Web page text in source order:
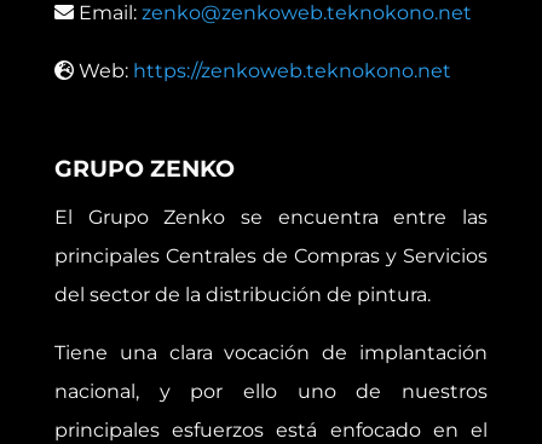
Email: zenko@zenkoweb.teknokono.net
Web: https://zenkoweb.teknokono.net
GRUPO ZENKO
El Grupo Zenko se encuentra entre las
principales Centrales de Compras y Servicios
del sector de la distribución de pintura.
Tiene una clara vocación de implantación
nacional, y por ello uno de nuestros
principales esfuerzos está enfocado en el